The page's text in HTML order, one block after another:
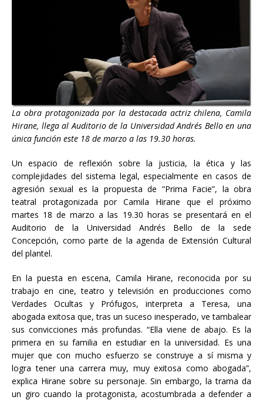
La obra protagonizada por la destacada actriz chilena, Camila
Hirane, llega al Auditorio de la Universidad Andrés Bello en una
única función este 18 de marzo a las 19.30 horas.
Un espacio de reflexión sobre la justicia, la ética y las
complejidades del sistema legal, especialmente en casos de
agresión sexual es la propuesta de “Prima Facie”, la obra
teatral protagonizada por Camila Hirane que el próximo
martes 18 de marzo a las 19.30 horas se presentará en el
Auditorio de la Universidad Andrés Bello de la sede
Concepción, como parte de la agenda de Extensión Cultural
del plantel.
En la puesta en escena, Camila Hirane, reconocida por su
trabajo en cine, teatro y televisión en producciones como
Verdades Ocultas y Prófugos, interpreta a Teresa, una
abogada exitosa que, tras un suceso inesperado, ve tambalear
sus convicciones más profundas. “Ella viene de abajo. Es la
primera en su familia en estudiar en la universidad. Es una
mujer que con mucho esfuerzo se construye a sí misma y
logra tener una carrera muy, muy exitosa como abogada”,
explica Hirane sobre su personaje. Sin embargo, la trama da
un giro cuando la protagonista, acostumbrada a defender a